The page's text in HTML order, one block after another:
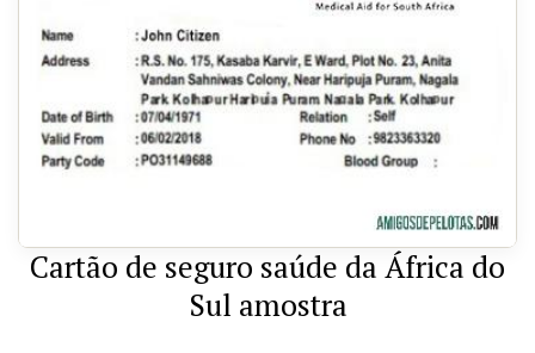
Cartão de seguro saúde da África do
Sul amostra